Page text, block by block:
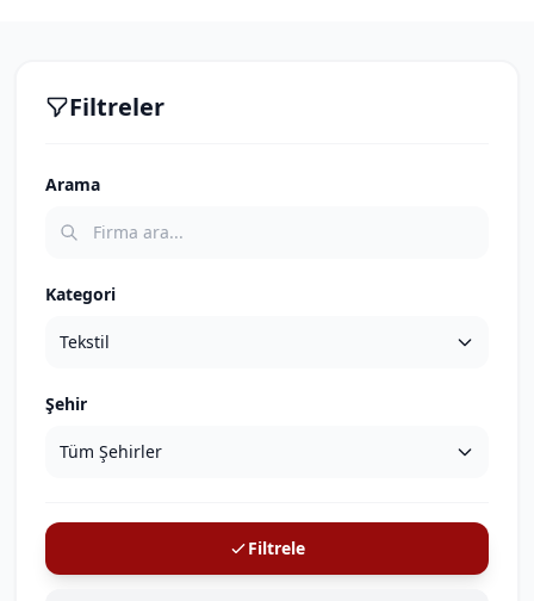
Filtreler
Arama
Kategori
Şehir
Filtrele